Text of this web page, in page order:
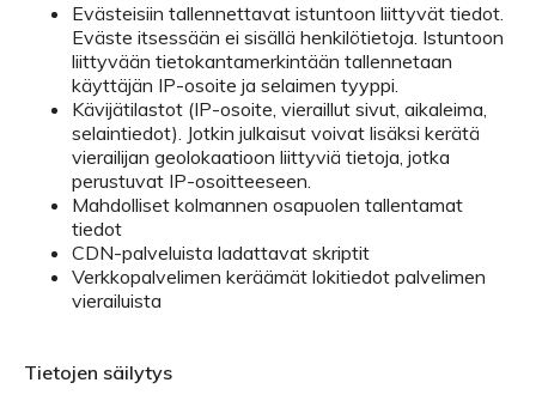
Evästeisiin tallennettavat istuntoon liittyvät tiedot.
Eväste itsessään ei sisällä henkilötietoja. Istuntoon
liittyvään tietokantamerkintään tallennetaan
käyttäjän IP-osoite ja selaimen tyyppi.
Kävijätilastot (IP-osoite, vieraillut sivut, aikaleima,
selaintiedot). Jotkin julkaisut voivat lisäksi kerätä
vierailijan geolokaatioon liittyviä tietoja, jotka
perustuvat IP-osoitteeseen.
Mahdolliset kolmannen osapuolen tallentamat
tiedot
CDN-palveluista ladattavat skriptit
Verkkopalvelimen keräämät lokitiedot palvelimen
vierailuista
Tietojen säilytys